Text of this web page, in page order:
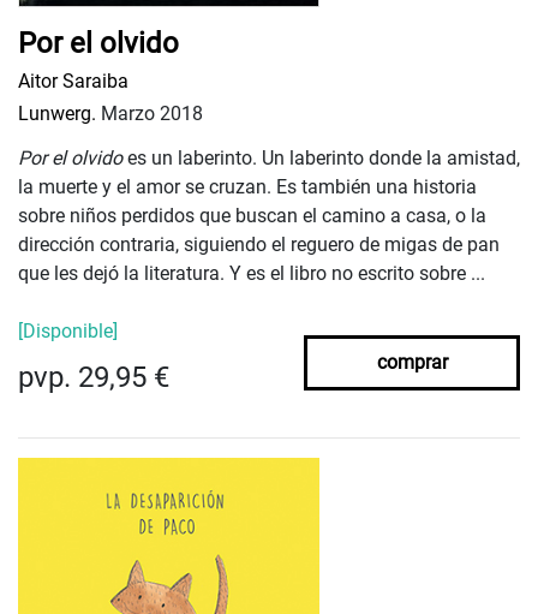
Por el olvido
Aitor Saraiba
Lunwerg. Marzo 2018
Por el olvidoes un laberinto. Un laberinto donde la amistad,
la muerte y el amor se cruzan. Es también una historia
sobre niños perdidos que buscan el camino a casa, o la
dirección contraria, siguiendo el reguero de migas de pan
que les dejó la literatura. Y es el libro no escrito sobre ...
[Disponible]
pvp. 29,95 € comprar